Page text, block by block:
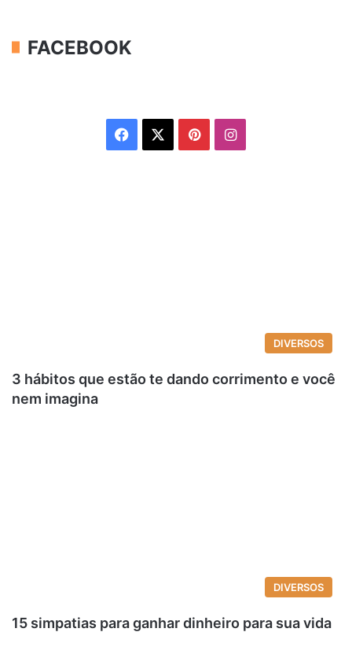
FACEBOOK
Facebook PinterestInstagram
DIVERSOS
3 hábitos que estão te dando corrimento e você
nem imagina
DIVERSOS
15 simpatias para ganhar dinheiro para sua vida